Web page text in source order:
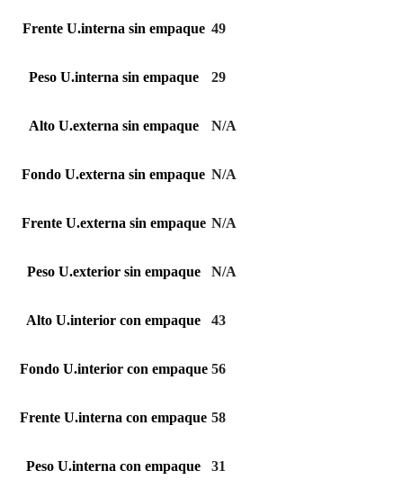
Frente U.interna sin empaque 49
Peso U.interna sin empaque 29
Alto U.externa sin empaque N/A
Fondo U.externa sin empaque N/A
Frente U.externa sin empaque N/A
Peso U.exterior sin empaque N/A
Alto U.interior con empaque 43
Fondo U.interior con empaque 56
Frente U.interna con empaque 58
Peso U.interna con empaque 31